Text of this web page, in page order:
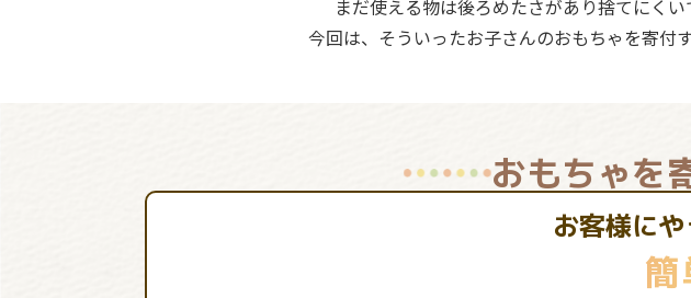
まだ使える物は後ろめたさがあり捨てにく
今回は、そういったお子さんのおもちゃを寄付
おもちゃを
お客様に